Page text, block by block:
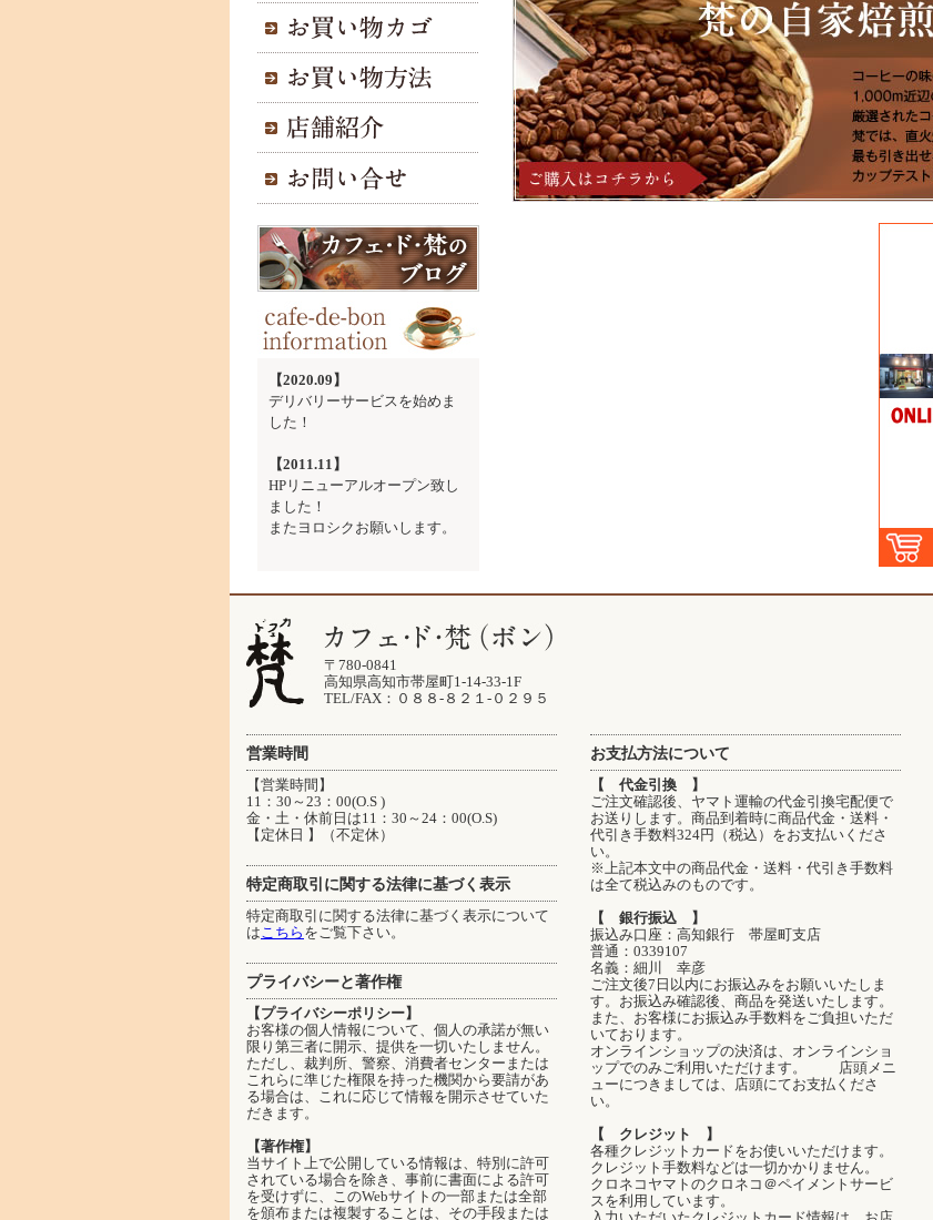
【2020.09】
デリバリーサービスを始めま
した！
【2011.11】
HPリニューアルオープン致し
ました！
またヨロシクお願いします。
〒780-0841
高知県高知市帯屋町1-14-33-1F
TEL/FAX：０８８-８２１-０２９５
営業時間
【営業時間】
11：30～23：00(O.S )
金・土・休前日は11：30～24：00(O.S)
【定休日 】（不定休）
特定商取引に関する法律に基づく表示
特定商取引に関する法律に基づく表示について
はこちら をご覧下さい。
プライバシーと著作権
【プライバシーポリシー】
お客様の個人情報について、個人の承諾が無い
限り第三者に開示、提供を一切いたしません。
ただし、裁判所、警察、消費者センターまたは
これらに準じた権限を持った機関から要請があ
る場合は、これに応じて情報を開示させていた
だきます。
【著作権】
当サイト上で公開している情報は、特別に許可
されている場合を除き、事前に書面による許可
を受けずに、このWebサイトの一部または全部
を頒布または複製することは、その手段または
お支払方法について
【 代金引換 】
ご注文確認後、ヤマト運輸の代金引換宅配便で
お送りします。商品到着時に商品代金・送料・
代引き手数料324円（税込）をお支払いくださ
い。
※上記本文中の商品代金・送料・代引き手数料
は全て税込みのものです。
【 銀行振込 】
振込み口座：高知銀行 帯屋町支店
普通：0339107
名義：細川 幸彦
ご注文後7日以内にお振込みをお願いいたしま
す。お振込み確認後、商品を発送いたします。
また、お客様にお振込み手数料をご負担いただ
いております。
オンラインショップの決済は、オンラインショ
ップでのみご利用いただけます。 店頭メニ
ューにつきましては、店頭にてお支払くださ
い。
【 クレジット 】
各種クレジットカードをお使いいただけます。
クレジット手数料などは一切かかりません。
クロネコヤマトのクロネコ＠ペイメントサービ
スを利用しています。